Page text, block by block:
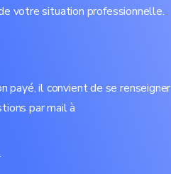
votre situation professionnelle.
payé, il convient de se renseigner
par mail à